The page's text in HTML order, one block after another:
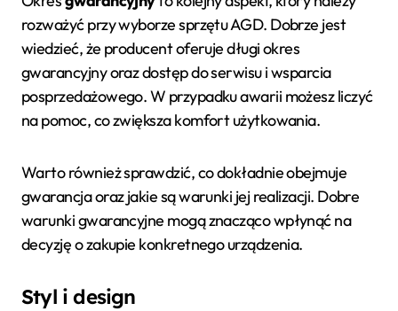
rozważyć przy wyborze sprzętu AGD. Dobrze jest
wiedzieć, że producent oferuje długi okres
gwarancyjny oraz dostęp do serwisu i wsparcia
posprzedażowego. W przypadku awarii możesz liczyć
na pomoc, co zwiększa komfort użytkowania.
Warto również sprawdzić, co dokładnie obejmuje
gwarancja oraz jakie są warunki jej realizacji. Dobre
warunki gwarancyjne mogą znacząco wpłynąć na
decyzję o zakupie konkretnego urządzenia.
Styl i design